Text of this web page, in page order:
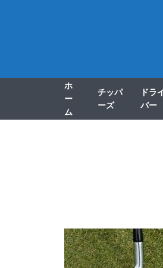
ホ
ー
ム
チッパ
ーズ
ドラ
バー